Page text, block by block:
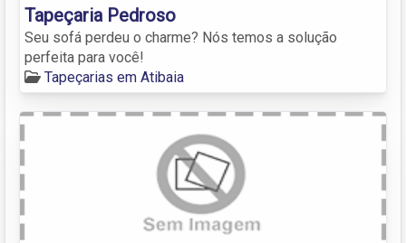
Tapeçaria Pedroso
Seu sofá perdeu o charme? Nós temos a solução
perfeita para você!
Tapeçarias em Atibaia